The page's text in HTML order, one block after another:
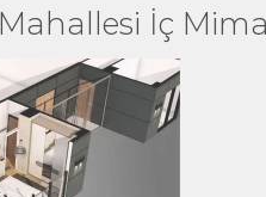
İç